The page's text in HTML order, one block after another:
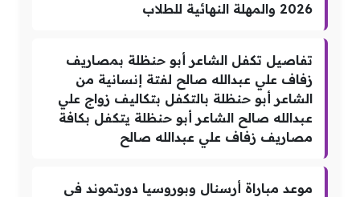
2026 والمهلة النهائية للطلاب
تفاصيل تكفل الشاعر أبو حنظلة بمصاريف
زفاف علي عبدالله صالح لفتة إنسانية من
الشاعر أبو حنظلة بالتكفل بتكاليف زواج علي
عبدالله صالح الشاعر أبو حنظلة يتكفل بكافة
مصاريف زفاف علي عبدالله صالح
موعد مباراة أرسنال وبوروسيا دورتموند في